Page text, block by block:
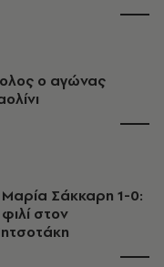
ο αγώνας
Σάκκαρη 1-0:
στον